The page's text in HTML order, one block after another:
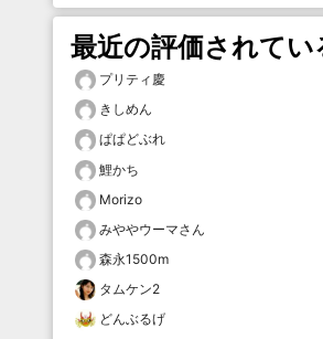
最近の評価されてい
プリティ慶
きしめん
ぱぱどぶれ
鯉かち
Morizo
みややウーマさん
森永1500m
タムケン2
どんぶるげ